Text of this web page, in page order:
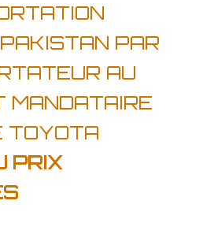
PAR
AU
MANDATAIRE
TOYOTA
PRIX